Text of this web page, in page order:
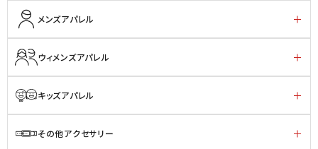
メンズアパレル
ウィメンズアパレル
キッズアパレル
その他アクセサリー